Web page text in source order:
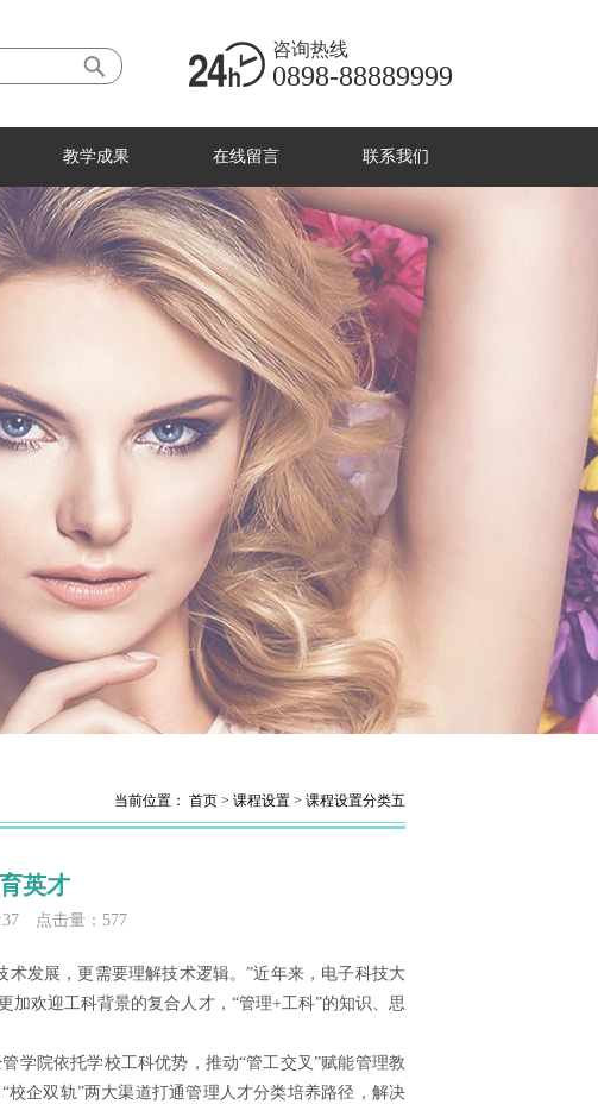
咨询热线
0898-88889999
教学成果 在线留言 联系我们
当前位置： 首页 > 课程设置 > 课程设置分类五
英才
点击量： 577
发展，更需要理解技术逻辑。”近年来，电子科技大
欢迎工科背景的复合人才，“管理+工科”的知识、思
院依托学校工科优势，推动“管工交叉”赋能管理教
企双轨”两大渠道打通管理人才分类培养路径，解决